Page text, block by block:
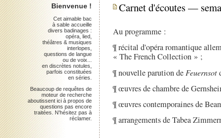
Carnet d'écoutes —
Au programme :
¶ récital d'opéra romantique
« The French Collection » ;
¶ nouvelle parution de Feuernsot
¶ œuvres de chambre de
¶ œuvres contemporaines de
¶ arrangements de Tabea
Bienvenue !
Cet aimable bac
à sable accueille
divers badinages :
opéra, lied,
théâtres & musiques
interlopes,
questions de langue
ou de voix...
en discrètes notules,
parfois constituées
en séries.
Beaucoup de requêtes de
moteur de recherche
aboutissent ici à propos de
questions pas encore
traitées. N'hésitez pas à
réclamer.